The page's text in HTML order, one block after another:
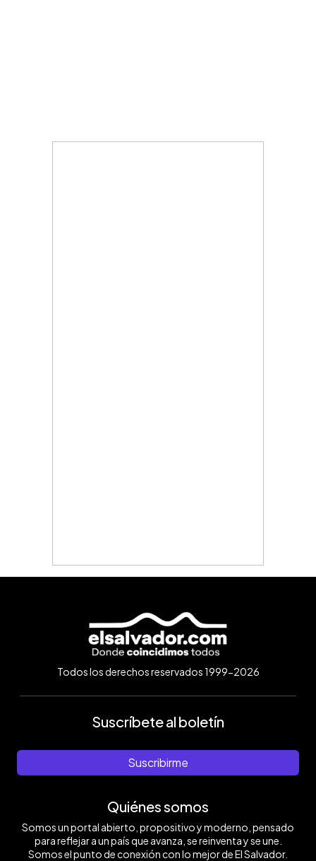
Todos los derechos reservados 1999-2026
Suscríbete al boletín
Suscribirme
Quiénes somos
Somos un portal abierto, propositivo y moderno, pensado
para reflejar a un país que avanza, se reinventa y se une.
Somos el punto de conexión con lo mejor de El Salvador.